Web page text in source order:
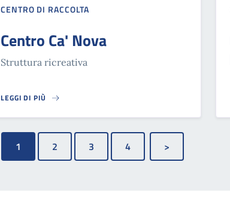
CENTRO DI RACCOLTA
Centro Ca' Nova
Struttura ricreativa
LEGGI DI PIÙ
CENTRO CA' NOVA
1